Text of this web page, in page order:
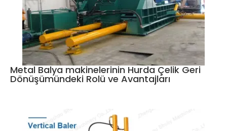
Metal Balya makinelerinin Hurda Çelik Geri
Dönüşümündeki Rolü ve Avantajları